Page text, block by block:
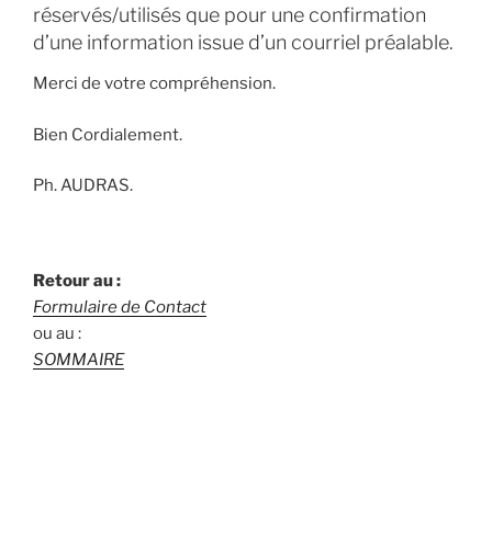
réservés/utilisés que pour une confirmation
d’une information issue d’un courriel préalable.
Merci de votre compréhension.
Bien Cordialement.
Ph. AUDRAS.
Retour au :
Formulaire de Contact
ou au :
SOMMAIRE